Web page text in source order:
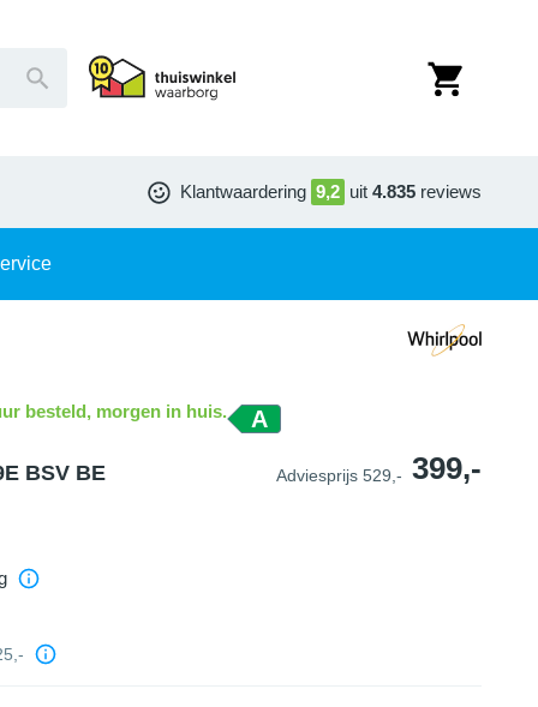
Klantwaardering 9,2 uit 4.835 reviews
besteld, morgen in huis. A
BSV BE Adviesprijs 529,- 399,-